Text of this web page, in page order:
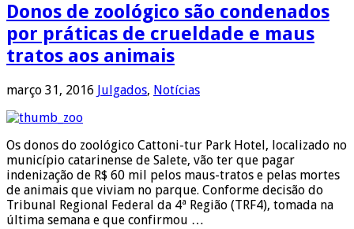
Donos de zoológico são condenados
por práticas de crueldade e maus
tratos aos animais
março 31, 2016 Julgados, Notícias
Os donos do zoológico Cattoni-tur Park Hotel, localizado no
município catarinense de Salete, vão ter que pagar
indenização de R$ 60 mil pelos maus-tratos e pelas mortes
de animais que viviam no parque. Conforme decisão do
Tribunal Regional Federal da 4ª Região (TRF4), tomada na
última semana e que confirmou …